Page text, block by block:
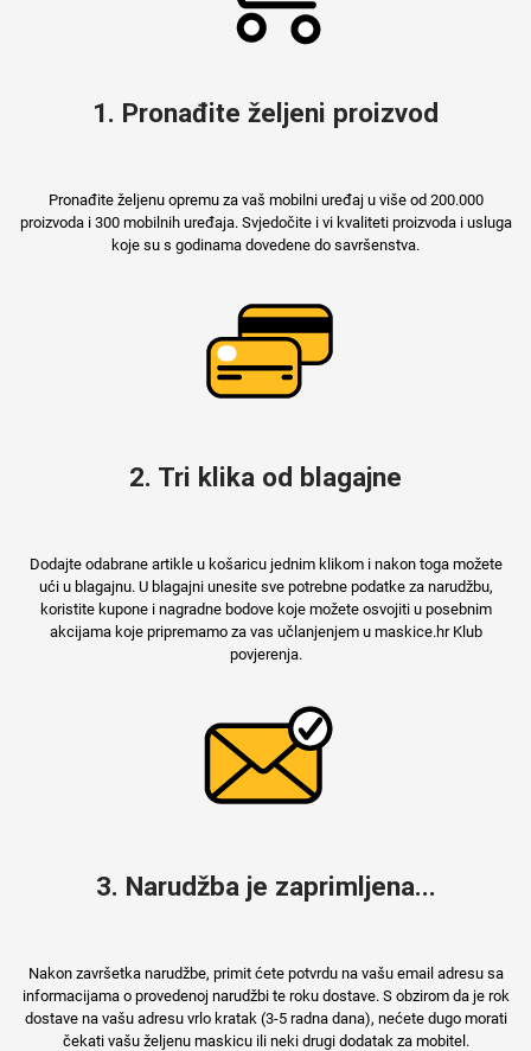
1. Pronađite željeni proizvod
Pronađite željenu opremu za vaš mobilni uređaj u više od 200.000
proizvoda i 300 mobilnih uređaja. Svjedočite i vi kvaliteti proizvoda i usluga
koje su s godinama dovedene do savršenstva.
2. Tri klika od blagajne
Dodajte odabrane artikle u košaricu jednim klikom i nakon toga možete
ući u blagajnu. U blagajni unesite sve potrebne podatke za narudžbu,
koristite kupone i nagradne bodove koje možete osvojiti u posebnim
akcijama koje pripremamo za vas učlanjenjem u maskice.hr Klub
povjerenja.
3. Narudžba je zaprimljena...
Nakon završetka narudžbe, primit ćete potvrdu na vašu email adresu sa
informacijama o provedenoj narudžbi te roku dostave. S obzirom da je rok
dostave na vašu adresu vrlo kratak (3-5 radna dana), nećete dugo morati
čekati vašu željenu maskicu ili neki drugi dodatak za mobitel.
Za nju
Svijet životinja Auto - Moto motivi
MarbleMania
Crtani filmovi
Sportski motivi Obiteljski motivi